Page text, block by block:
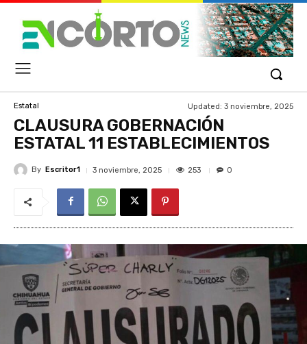
Estatal Updated: 3 noviembre, 2025
CLAUSURA GOBERNACIÓN
ESTATAL 11 ESTABLECIMIENTOS
By Escritor1 3 noviembre, 2025 253 0